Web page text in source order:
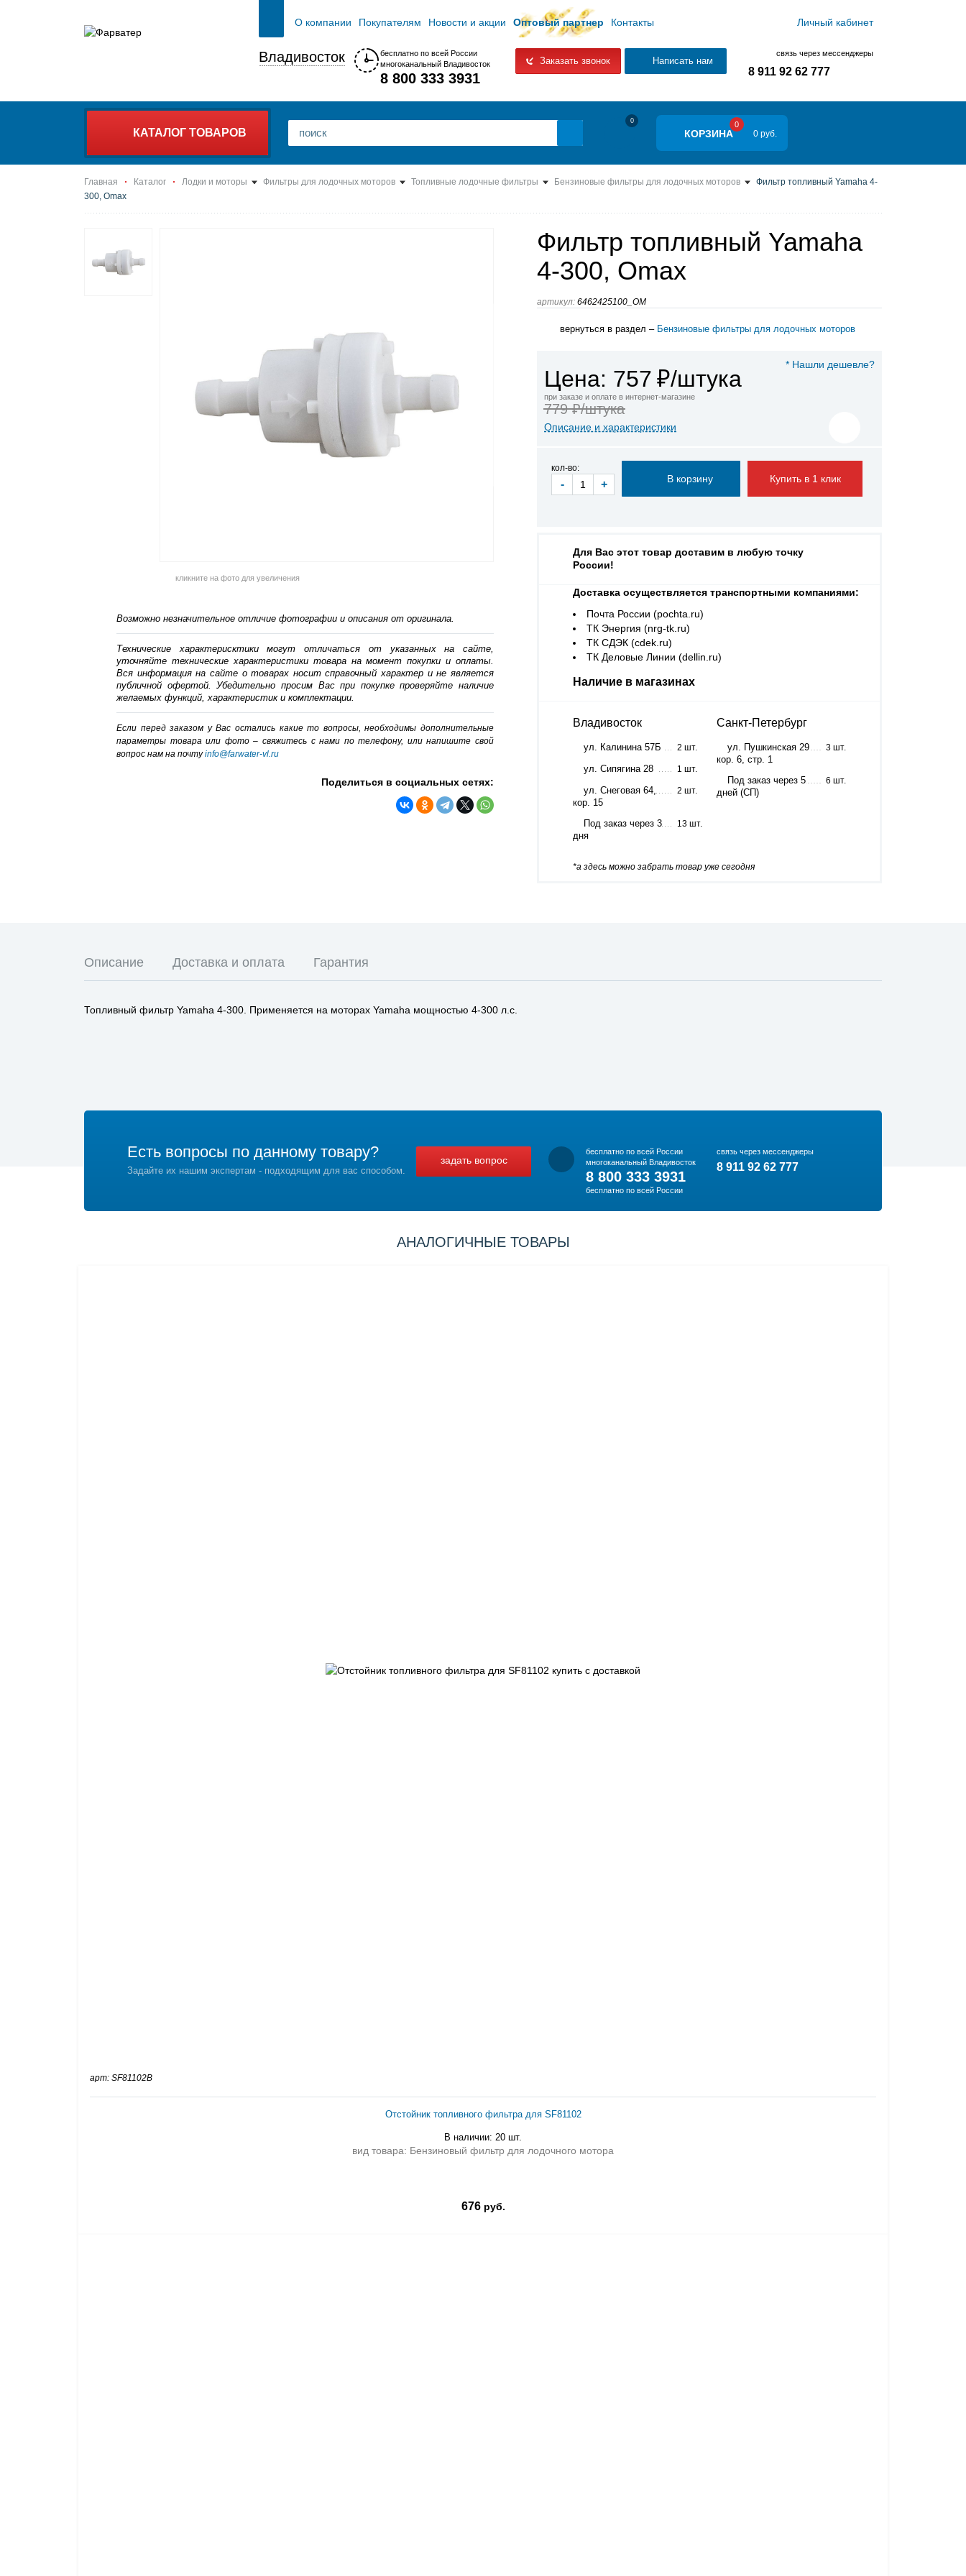
О компании Покупателям Новости и акции Оптовый партнер Контакты Личный кабинет
Владивосток
бесплатно по всей России
многоканальный Владивосток
8 800 333 3931
Заказать звонок Написать нам
связь через мессенджеры
8 911 92 62 777
КАТАЛОГ ТОВАРОВ
0
КОРЗИНА
0
0 руб.
Главная Каталог Лодки и моторы Фильтры для лодочных моторов Топливные лодочные фильтры Бензиновые фильтры для лодочных моторов
Фильтр топливный Yamaha 4-
300, Omax
Фильтр топливный Yamaha
4-300, Omax
артикул: 6462425100_OM
вернуться в раздел – Бензиновые фильтры для лодочных моторов
кликните на фото для увеличения
Возможно незначительное отличие фотографии и описания от оригинала.
Технические характерисктики могут отличаться от указанных на сайте,
уточняйте технические характеристики товара на момент покупки и оплаты.
Вся информация на сайте о товарах носит справочный характер и не является
публичной офертой. Убедительно просим Вас при покупке проверяйте наличие
желаемых функций, характеристик и комплектации.
Если перед заказом у Вас остались какие то вопросы, необходимы дополнительные
параметры товара или фото – cвяжитесь с нами по телефону, или напишите свой
вопрос нам на почтуinfo@farwater-vl.ru
Поделиться в социальных сетях:
* Нашли дешевле?
Цена: 757 ₽/штука
при заказе и оплате в интернет-магазине
779 ₽/штука
Описание и характеристики
кол-во:
- + Купить в 1 клик
Для Вас этот товар доставим в любую точку
России!
Доставка осуществляется транспортными компаниями:
Почта России (pochta.ru)
ТК Энергия (nrg-tk.ru)
ТК СДЭК (cdek.ru)
ТК Деловые Линии (dellin.ru)
Наличие в магазинах
Владивосток
ул. Калинина 57Б 2 шт.
ул. Сипягина 28 1 шт.
ул. Снеговая 64,
кор. 15
2 шт.
Под заказ через 3
дня
13 шт.
Санкт-Петербург
ул. Пушкинская 29
кор. 6, стр. 1
3 шт.
Под заказ через 5
дней (СП)
6 шт.
*а здесь можно забрать товар уже сегодня
Описание Доставка и оплата Гарантия
Топливный фильтр Yamaha 4-300. Применяется на моторах Yamaha мощностью 4-300 л.с.
Есть вопросы по данному товару?
Задайте их нашим экспертам - подходящим для вас способом.
задать вопрос
бесплатно по всей России
многоканальный Владивосток
8 800 333 3931
бесплатно по всей России
связь через мессенджеры
8 911 92 62 777
АНАЛОГИЧНЫЕ ТОВАРЫ
арт: SF81102B
Отстойник топливного фильтра для SF81102
В наличии: 20 шт.
вид товара: Бензиновый фильтр для лодочного мотора
676руб.